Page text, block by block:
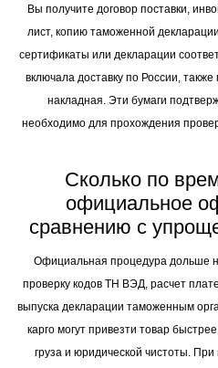
Вы получите договор поставки,
лист, копию таможенной
сертификаты или декларации
включала доставку по России,
накладная. Эти бумаги
необходимо для прохождения
Сколько по
официальное
сравнению с
Официальная процедура дольше
проверку кодов ТН ВЭД, расчет
выпуска декларации таможенным
карго могут привезти товар
груза и юридической чистоты.